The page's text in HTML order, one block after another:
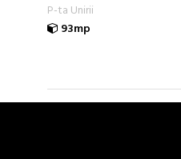
P-ta Unirii
93mp